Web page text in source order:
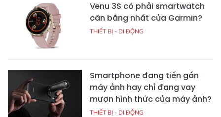
Venu 3S có phải smartwatch
cân bằng nhất của Garmin?
THIẾT BỊ - DI ĐỘNG
Smartphone đang tiến gần
máy ảnh hay chỉ đang vay
mượn hình thức của máy ảnh?
THIẾT BỊ - DI ĐỘNG